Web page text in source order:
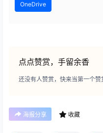
OneDrive
点点赞赏，手留余香
还没有人赞赏，快来当第一个赞
海报分享 收藏